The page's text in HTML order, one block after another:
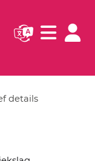
Navigatie
details